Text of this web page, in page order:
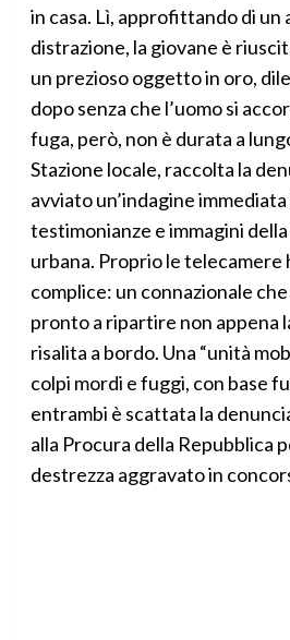
in casa. Lì, approfittando di un
distrazione, la giovane è
un prezioso oggetto in oro,
dopo senza che l’uomo si
fuga, però, non è durata a
Stazione locale, raccolta la
avviato un’indagine
testimonianze e immagini
urbana. Proprio le telecamere
complice: un connazionale
pronto a ripartire non appena
risalita a bordo. Una “unità
colpi mordi e fuggi, con base
entrambi è scattata la
alla Procura della Repubblica
destrezza aggravato in